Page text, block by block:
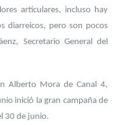
articulares, incluso hay
diarreicos, pero son pocos
Secretario General del
Alberto Mora de Canal 4,
inició la gran campaña de
30 de junio.